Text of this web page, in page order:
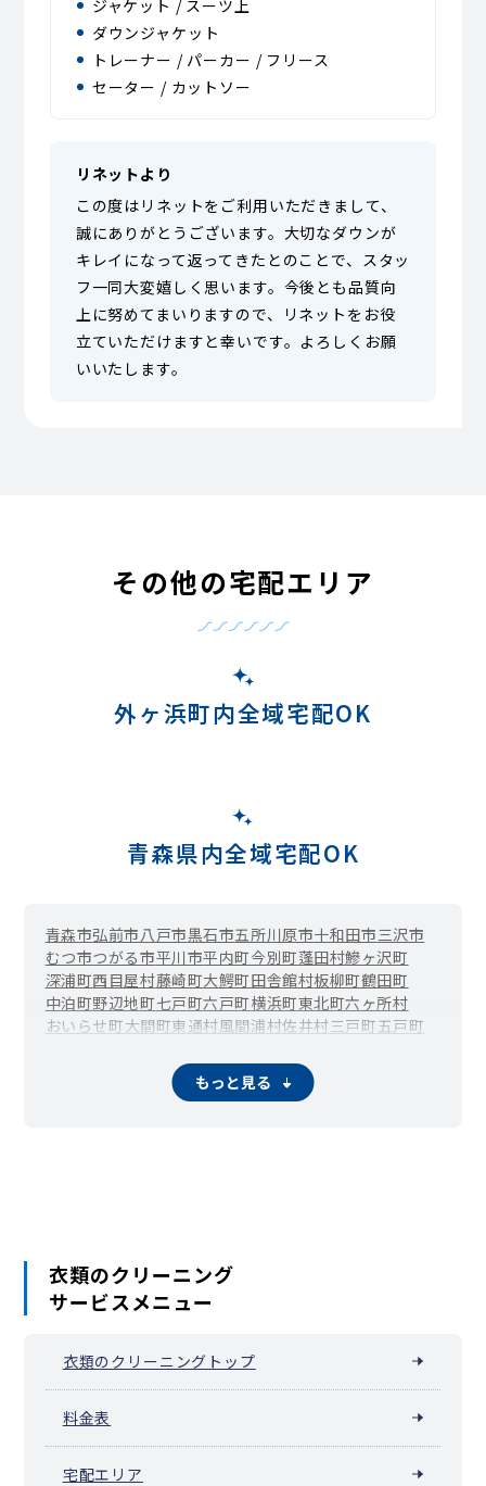
ジャケット / スーツ上
ダウンジャケット
トレーナー / パーカー / フリース
セーター / カットソー
リネットより
この度はリネットをご利用いただきまして、
誠にありがとうございます。大切なダウンが
キレイになって返ってきたとのことで、スタッ
フ一同大変嬉しく思います。今後とも品質向
上に努めてまいりますので、リネットをお役
立ていただけますと幸いです。よろしくお願
いいたします。
その他の宅配エリア
外ヶ浜町内全域宅配OK
青森県内全域宅配OK
青森市弘前市 八戸市黒石市五所川原市十和田市三沢市
むつ市つがる市平川市平内町今別町蓬田村鰺ヶ沢町
深浦町西目屋村藤崎町大鰐町田舎館村板柳町鶴田町
中泊町野辺地町七戸町六戸町横浜町東北町六ヶ所村
おいらせ町大間町東通村風間浦村佐井村三戸町五戸町
もっと見る
衣類のクリーニング
サービスメニュー
衣類のクリーニングトップ
料金表
宅配エリア